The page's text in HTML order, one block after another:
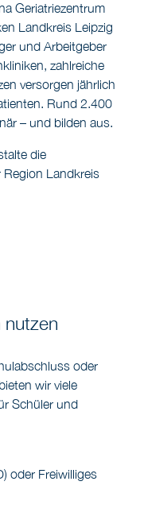
Geriatriezentrum
Landkreis Leipzig
und Arbeitgeber
zahlreiche
versorgen jährlich
Rund 2.400
– und bilden aus.
die
Landkreis
nutzen
oder
wir viele
Schüler und
oder Freiwilliges